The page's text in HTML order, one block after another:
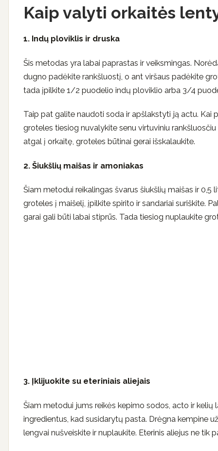
Kaip valyti orkaitės
1. Indų ploviklis ir druska
Šis metodas yra labai paprastas ir veiksmingas.
dugno padėkite rankšluostį, o ant viršaus padėkite
tada įpilkite 1/2 puodelio indų ploviklio arba 3/4
Taip pat galite naudoti soda ir apšlakstyti ją actu. Kai
groteles tiesiog nuvalykite senu virtuviniu
atgal į orkaitę, groteles būtinai gerai išskalaukite.
2. Šiukšlių maišas ir amoniakas
Šiam metodui reikalingas švarus šiukšlių maišas ir
groteles į maišelį, įpilkite spirito ir sandariai suriškite.
garai gali būti labai stiprūs. Tada tiesiog nuplaukite
3. Įklijuokite su eteriniais aliejais
Šiam metodui jums reikės kepimo sodos, acto ir
ingredientus, kad susidarytų pasta. Drėgna kempine
lengvai nušveiskite ir nuplaukite. Eterinis aliejus ne